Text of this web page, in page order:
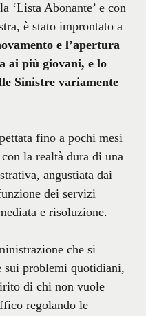
‘Lista Abonante’ e con
è stato improntato a
e l’apertura
ai più giovani, e lo
Sinistre variamente
fino a pochi mesi
la realtà dura di una
angustiata dai
dei servizi
e risoluzione.
che si
sui problemi quotidiani,
di chi non vuole
regolando le